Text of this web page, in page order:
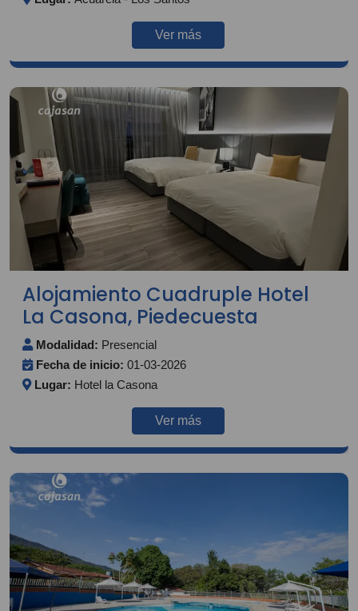
Ver más
Alojamiento Cuadruple Hotel
La Casona, Piedecuesta
Modalidad: Presencial
Fecha de inicio: 01-03-2026
Lugar: Hotel la Casona
Ver más